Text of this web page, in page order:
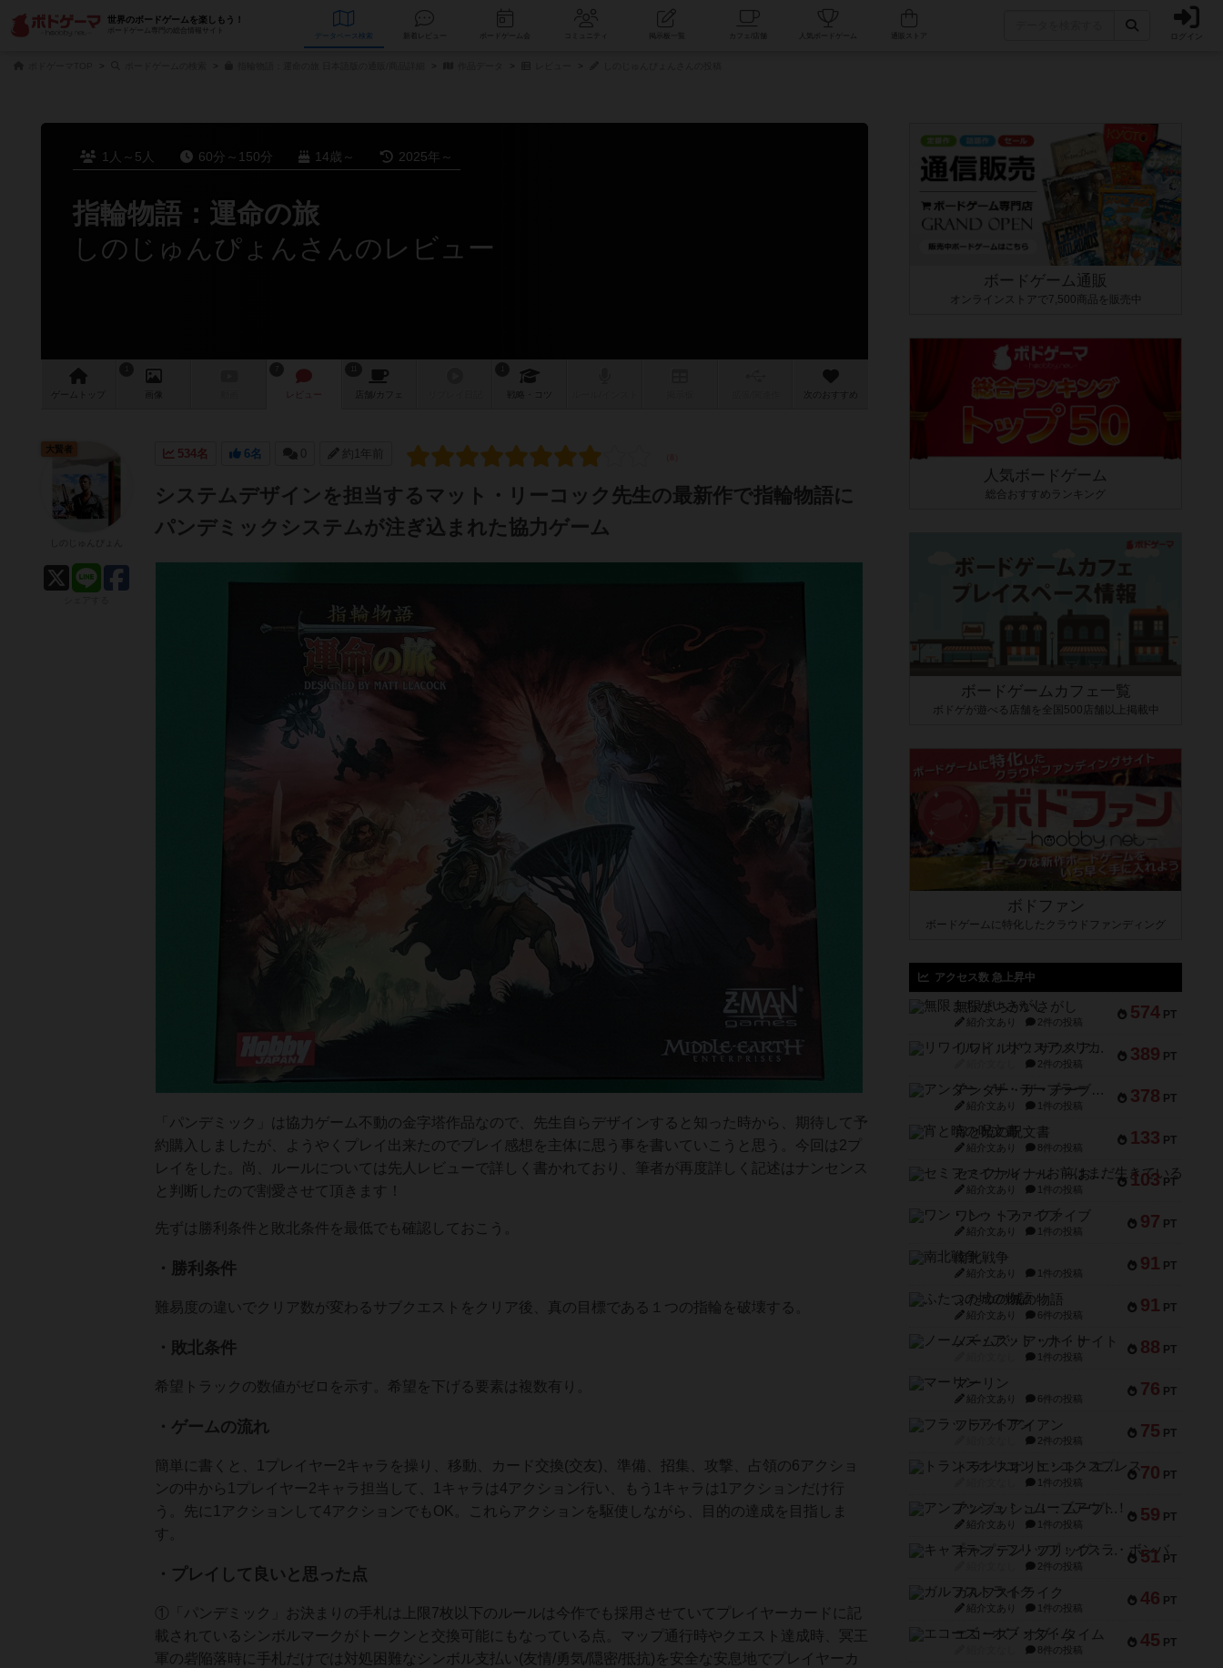
世界のボードゲームを楽しもう！
ボードゲーム専門の総合情報サイト
データベース コミュニティ 人気ボードゲーム ログイン
1人～5人 60分～150分 14歳～ 2025年～
指輪物語：運命の旅
しのじゅんぴょんさんのレビュー
ゲーム 画像 レビュー 店舗/ カフェ 戦略 次のおすすめ
534名 6名 0 約1年前
システムデザインを担当するマット・リーコック先生の最新作で指輪物語に
パンデミックシステムが注ぎ込まれた協力ゲーム
「パンデミック」は協力ゲーム不動の金字塔作品なので、先生自らデザインすると知った時から、期待して予
約購入しましたが、ようやくプレイ出来たのでプレイ感想を主体に思う事を書いていこうと思う。今回は2プ
レイをした。尚、ルールについては先人レビューで詳しく書かれており、筆者が再度詳しく記述はナンセンス
と判断したので割愛させて頂きます！
先ずは勝利条件と敗北条件を最低でも確認しておこう。
・勝利条件
難易度の違いでクリア数が変わるサブクエストをクリア後、真の目標である１つの指輪を破壊する。
・敗北条件
希望トラックの数値がゼロを示す。希望を下げる要素は複数有り。
・ゲームの流れ
簡単に書くと、1プレイヤー2キャラを操り、移動、カード交換(交友)、準備、招集、攻撃、占領の6アクショ
ンの中から1プレイヤー2キャラ担当して、1キャラは4アクション行い、もう1キャラは1アクションだけ行
う。先に1アクションして4アクションでもOK。これらアクションを駆使しながら、目的の達成を目指しま
す。
・プレイして良いと思った点
①「パンデミック」お決まりの手札は上限7枚以下のルールは今作でも採用させていてプレイヤーカードに記
載されているシンボルマークがトークンと交換可能にもなっている点。マップ通行時やクエスト達成時、冥王
軍の砦陥落時に手札だけでは対処困難なシンボル支払い(友情/勇気/隠密/抵抗)を安全な安息地でプレイヤーカ
大賢者
ボードゲーム通販
オンラインストアで7,500商品を販売中
人気ボードゲーム
総合おすすめランキング
ボードゲームカフェ一覧
ボドゲが遊べる店舗を全国500店舗以上掲載中
ボドファン
ボードゲームに特化したクラウドファンディング
アクセス数 急上昇中
574 PT
無限まちがいさがし
紹介文あり 2件の投稿
389 PT
リワイルド：サウスアメリカ
2件の投稿
378 PT
アンダー・ザ・テーブラー
紹介文あり 1件の投稿
133 PT
宵と暁の呪文書
紹介文あり 8件の投稿
103 PT
セミファイナル ～お前はまだ生きている～
紹介文あり 1件の投稿
97 PT
ワン・トゥ・ファイブ
紹介文あり 1件の投稿
91 PT
南北戦争
紹介文あり 1件の投稿
91 PT
ふたつの城の物語
紹介文あり 6件の投稿
88 PT
ノームズ・アット・ナイト
1件の投稿
76 PT
マーリン
紹介文あり 6件の投稿
75 PT
フラットアイアン
2件の投稿
70 PT
トランスオリエント・エクスプレス
1件の投稿
59 PT
アンブッシュ！：ムーブアウト！
紹介文あり 1件の投稿
51 PT
キャプテン・フリップ：イスラ・ボンバ
2件の投稿
46 PT
ガルフストライク
紹介文あり 1件の投稿
45 PT
エコーズ・オブ・タイム
8件の投稿